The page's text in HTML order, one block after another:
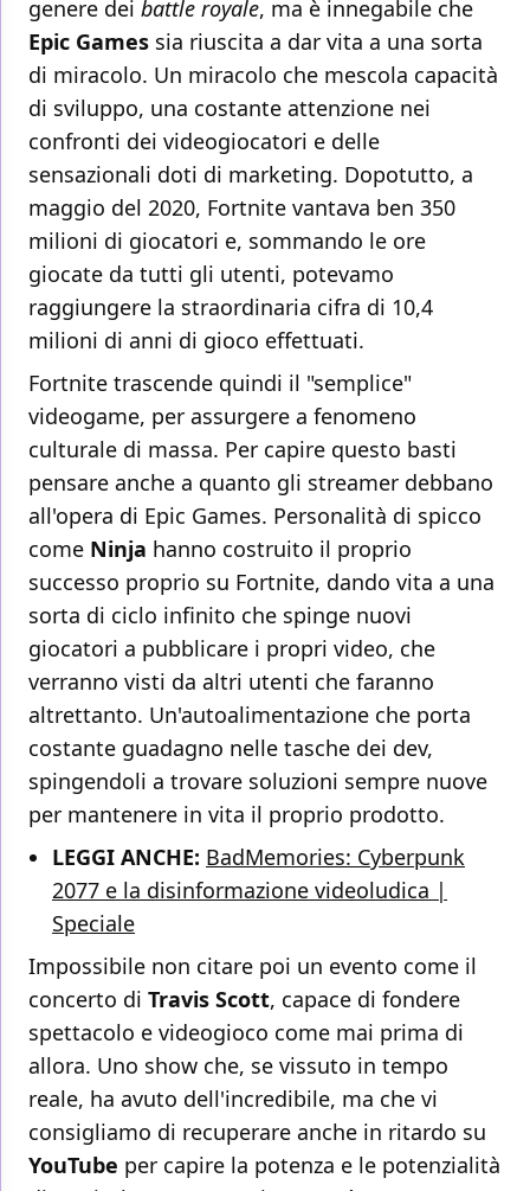
genere dei battle royale, ma è innegabile che
Epic Games sia riuscita a dar vita a una sorta
di miracolo. Un miracolo che mescola capacità
di sviluppo, una costante attenzione nei
confronti dei videogiocatori e delle
sensazionali doti di marketing. Dopotutto, a
maggio del 2020, Fortnite vantava ben 350
milioni di giocatori e, sommando le ore
giocate da tutti gli utenti, potevamo
raggiungere la straordinaria cifra di 10,4
milioni di anni di gioco effettuati.
Fortnite trascende quindi il "semplice"
videogame, per assurgere a fenomeno
culturale di massa. Per capire questo basti
pensare anche a quanto gli streamer debbano
all'opera di Epic Games. Personalità di spicco
come Ninja hanno costruito il proprio
successo proprio su Fortnite, dando vita a una
sorta di ciclo infinito che spinge nuovi
giocatori a pubblicare i propri video, che
verranno visti da altri utenti che faranno
altrettanto. Un'autoalimentazione che porta
costante guadagno nelle tasche dei dev,
spingendoli a trovare soluzioni sempre nuove
per mantenere in vita il proprio prodotto.
LEGGI ANCHE: BadMemories: Cyberpunk
2077 e la disinformazione videoludica |
Speciale
Impossibile non citare poi un evento come il
concerto di Travis Scott, capace di fondere
spettacolo e videogioco come mai prima di
allora. Uno show che, se vissuto in tempo
reale, ha avuto dell'incredibile, ma che vi
consigliamo di recuperare anche in ritardo su
YouTube per capire la potenza e le potenzialità